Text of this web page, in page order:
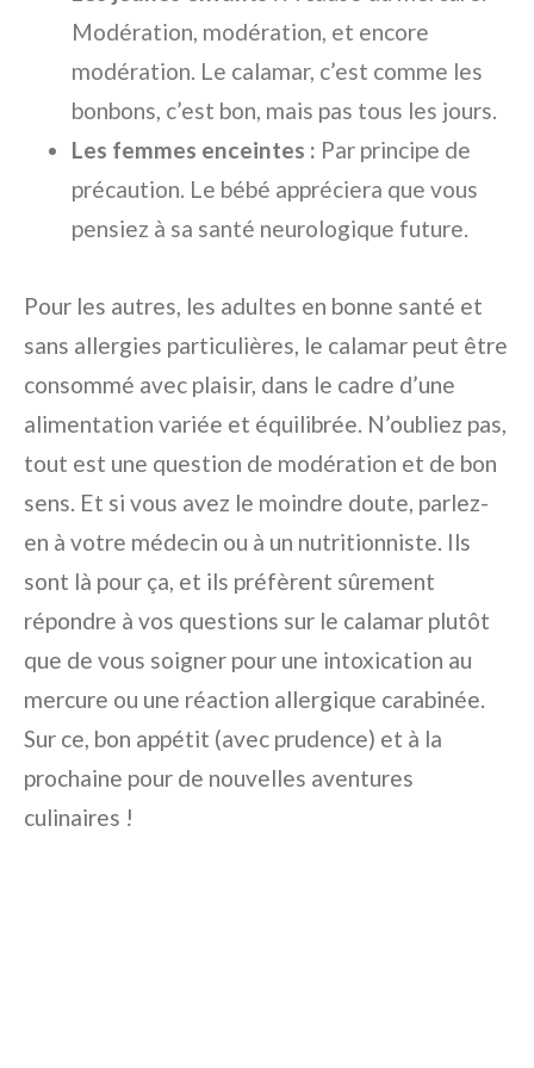
Modération, modération, et encore
modération. Le calamar, c’est comme les
bonbons, c’est bon, mais pas tous les jours.
Les femmes enceintes : Par principe de
précaution. Le bébé appréciera que vous
pensiez à sa santé neurologique future.
Pour les autres, les adultes en bonne santé et
sans allergies particulières, le calamar peut être
consommé avec plaisir, dans le cadre d’une
alimentation variée et équilibrée. N’oubliez pas,
tout est une question de modération et de bon
sens. Et si vous avez le moindre doute, parlez-
en à votre médecin ou à un nutritionniste. Ils
sont là pour ça, et ils préfèrent sûrement
répondre à vos questions sur le calamar plutôt
que de vous soigner pour une intoxication au
mercure ou une réaction allergique carabinée.
Sur ce, bon appétit (avec prudence) et à la
prochaine pour de nouvelles aventures
culinaires !